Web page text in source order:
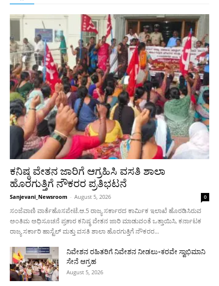
More
ಕನಿಷ್ಠ ವೇತನ ಜಾರಿಗೆ ಆಗ್ರಹಿಸಿ ವಸತಿ ಶಾಲಾ
ಹೊರಗುತ್ತಿಗೆ ನೌಕರರ ಪ್ರತಿಭಟನೆ
Sanjevani_Newsroom - August 5, 2026 0
ಸಂಜೆವಾಣಿ ವಾರ್ತೆಹೊಸಪೇಟೆ.ಆ.5 ರಾಜ್ಯ ಸರ್ಕಾರದ ಕಾರ್ಮಿಕ ಇಲಾಖೆ ಹೊರಡಿಸಿರುವ
ಅಂತಿಮ ಅಧಿಸೂಚನೆ ಪ್ರಕಾರ ಕನಿಷ್ಠ ವೇತನ ಜಾರಿ ಮಾಡುವಂತೆ ಒತ್ತಾಯಿಸಿ, ಕರ್ನಾಟಕ
ರಾಜ್ಯ ಸರ್ಕಾರಿ ಹಾಸ್ಟೆಲ್ ಮತ್ತು ವಸತಿ ಶಾಲಾ ಹೊರಗುತ್ತಿಗೆ ನೌಕರರ...
ನಿವೇಶನ ರಹಿತರಿಗೆ ನಿವೇಶನ ನೀಡಲು-ಕರವೇ ಸ್ವಾಭಿಮಾನಿ
ಸೇನೆ ಆಗ್ರಹ
August 5, 2026